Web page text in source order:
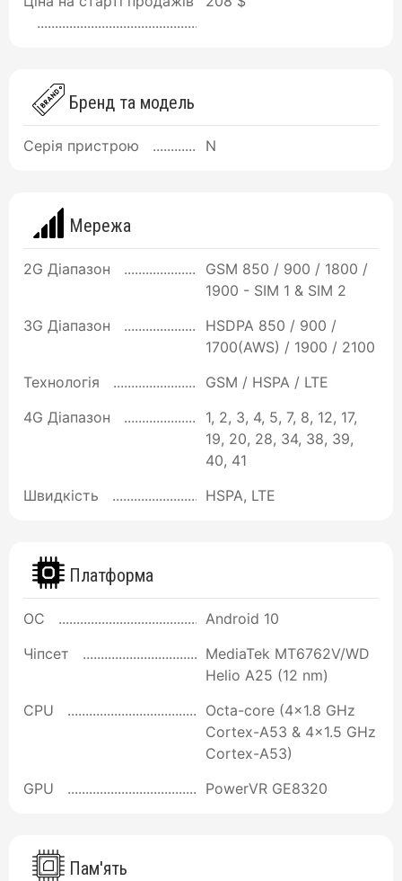
Бренд та модель
Серія пристрою N
Мережа
2G Діапазон
GSM 850 / 900 / 1800 /
1900 - SIM 1 & SIM 2
3G Діапазон
HSDPA 850 / 900 /
1700(AWS) / 1900 / 2100
Технологія
GSM / HSPA / LTE
4G Діапазон
1, 2, 3, 4, 5, 7, 8, 12, 17,
19, 20, 28, 34, 38, 39,
40, 41
Швидкість
HSPA, LTE
Платформа
ОС
Android 10
Чіпсет
MediaTek MT6762V/WD
Helio A25 (12 nm)
CPU
Octa-core (4x1.8 GHz
Cortex-A53 & 4x1.5 GHz
Cortex-A53)
GPU
PowerVR GE8320
Пам'ять